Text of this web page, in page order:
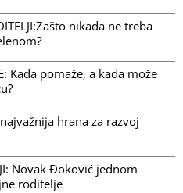
nikada ne treba
Kada pomaže, a kada može
najvažnija hrana za razvoj
Novak Đoković jednom
roditelje